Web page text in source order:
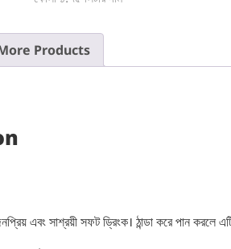
Products
এবং সাশ্রয়ী সফট ড্রিংক। ঠান্ডা করে পান করলে